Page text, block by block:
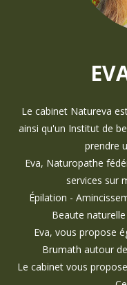
Le cabinet Natureva
ainsi qu'un Institut de
prendre
Eva, Naturopathe
services sur
Épilation -
Beaute
Eva, vous propose
Brumath autour
Le cabinet vous